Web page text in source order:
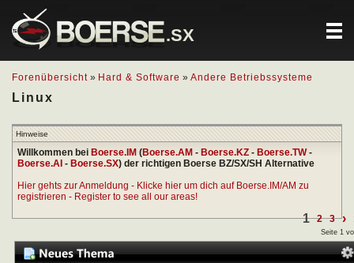
.SX
Forenübersicht » Hard & Software » Andere Betriebssysteme
Linux
Hinweise
Willkommen bei Boerse.IM (Boerse.AM - Boerse.KZ - Boerse.TW-
Boerse.AI - Boerse.SX) der richtigen Boerse BZ/SX/SH Alternative
Hier gehts zur Anmeldung - Klicke hier um dich auf Boerse.IM/AM zu
registrieren - Register to see all our areas!
1 2 3 ›
Seite 1